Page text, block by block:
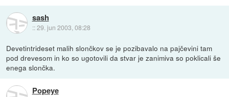
sash
::29. jun 2003, 08:28
Devetintrideset malih slončkov se je pozibavalo na pajčevini tam
pod drevesom in ko so ugotovili da stvar je zanimiva so poklicali še
enega slončka.
Popeye